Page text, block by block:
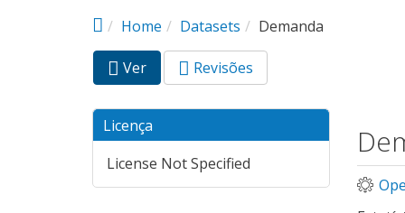
Home
Datasets Demanda
Abas primárias
Ver
ativa)
Revisões
Licença
License Not Specified